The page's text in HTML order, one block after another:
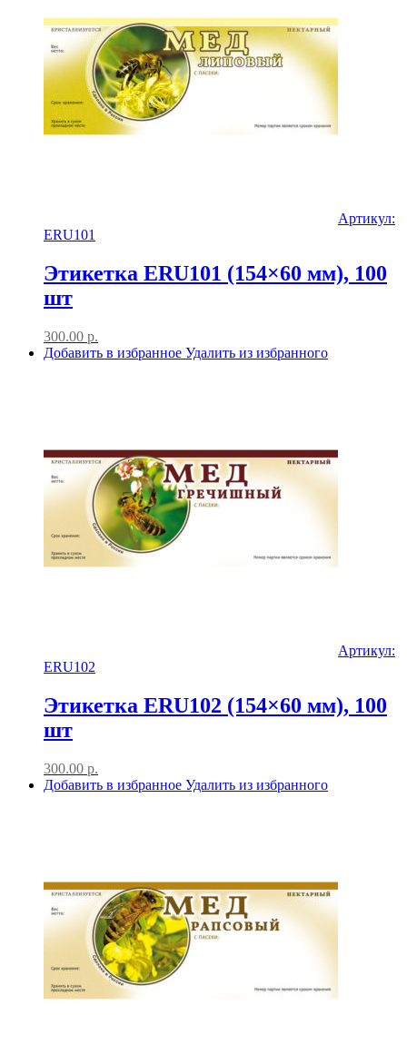
Артикул:
ERU101
Этикетка ERU101 (154×60 мм), 100
шт
300.00 р.
Добавить в избранное Удалить из избранного
Артикул:
ERU102
Этикетка ERU102 (154×60 мм), 100
шт
300.00 р.
Добавить в избранное Удалить из избранного